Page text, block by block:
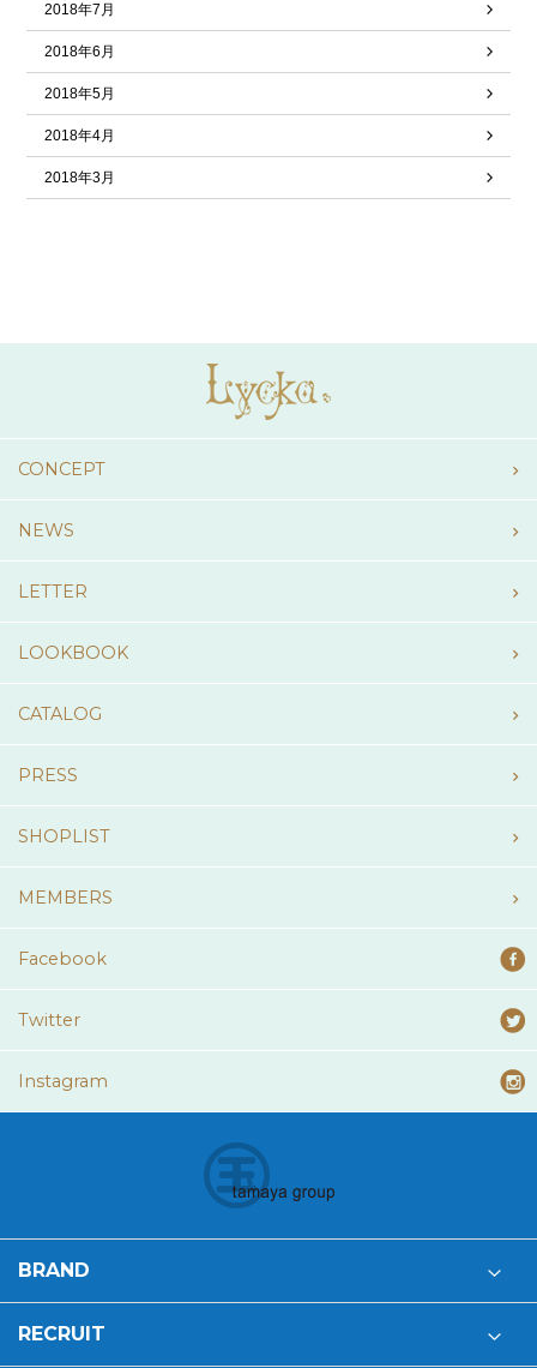
2018年7月
2018年6月
2018年5月
2018年4月
2018年3月
CONCEPT
NEWS
LETTER
LOOKBOOK
CATALOG
PRESS
SHOPLIST
MEMBERS
Facebook
Twitter
Instagram
BRAND
RECRUIT